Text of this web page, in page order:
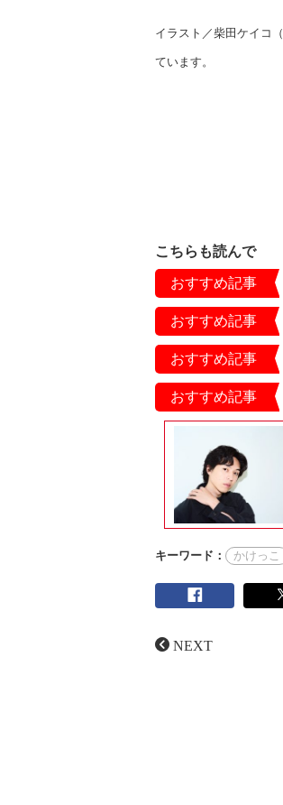
イラスト／柴田ケイコ（
ています。
こちらも読んで
おすすめ記事
おすすめ記事
おすすめ記事
おすすめ記事
キーワード： かけっこ
NEXT